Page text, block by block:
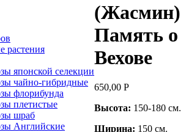
растения
японской селекции
чайно-гибридные
флорибунда
плетистые
шраб
Английские
(Жасмин)
Память о
Вехове
650,00 Р
Высота: 150-180 см.
Ширина: 150 см.